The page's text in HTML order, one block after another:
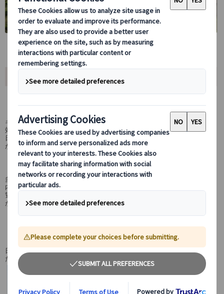
おすすめポイント
徒歩で世界遺産を堪能！
ギリシャが誇るアクロポリス遺跡と最も美しいアクロポリス博物館を
効率的に半日で観光できるのでその後の行動も安心です。ベテランの
日本語公認ガイドだからこそ知っている歴史にじっくりと耳を傾けな
がら、アテネ観光をご満喫ください。
安心して鑑賞に集中できる！
多国籍混載ツアーの複数言語を聞きながらの観光ではなく、日本語案
内のツアーのため、言葉の不安なく安心して観光いただけます。丘に
聳え立つアクロポリス遺跡や古代ギリシャ時代の工芸品や彫刻の展示
が圧巻の新アクロポリス博物館の展示品をご鑑賞ください。
現地の日本語公認ガイドとめぐるアテネ半日
観光
日本語ツアーだからこそ！ツアー中に聞いてみたい！ことがありまし
たら、日本語で気兼ねなく公認ガイドへお声掛けください。